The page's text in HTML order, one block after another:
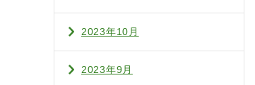
2023年10月
2023年9月